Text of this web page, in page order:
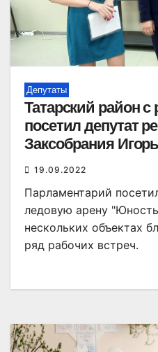
Депутаты
Татарский район
посетил депутат
Заксобрания
19.09.2022
Парламентарий
ледовую арену
нескольких объектах
ряд рабочих встреч.